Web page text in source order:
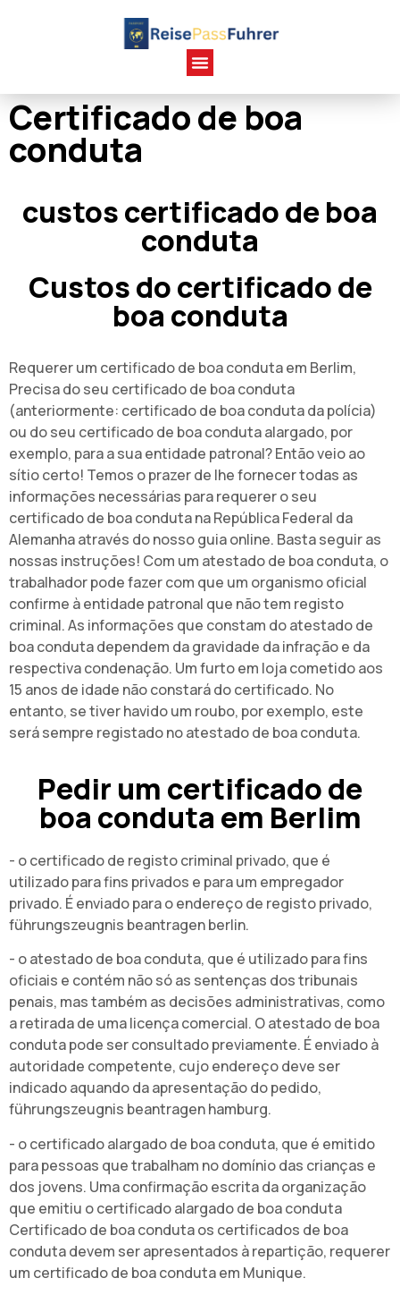
Certificado de boa
conduta
custos certificado de boa
conduta
Custos do certificado de
boa conduta
Requerer um certificado de boa conduta em Berlim,
Precisa do seu certificado de boa conduta
(anteriormente: certificado de boa conduta da polícia)
ou do seu certificado de boa conduta alargado, por
exemplo, para a sua entidade patronal? Então veio ao
sítio certo! Temos o prazer de lhe fornecer todas as
informações necessárias para requerer o seu
certificado de boa conduta na República Federal da
Alemanha através do nosso guia online. Basta seguir as
nossas instruções! Com um atestado de boa conduta, o
trabalhador pode fazer com que um organismo oficial
confirme à entidade patronal que não tem registo
criminal. As informações que constam do atestado de
boa conduta dependem da gravidade da infração e da
respectiva condenação. Um furto em loja cometido aos
15 anos de idade não constará do certificado. No
entanto, se tiver havido um roubo, por exemplo, este
será sempre registado no atestado de boa conduta.
Pedir um certificado de
boa conduta em Berlim
- o certificado de registo criminal privado, que é
utilizado para fins privados e para um empregador
privado. É enviado para o endereço de registo privado,
führungszeugnis beantragen berlin.
- o atestado de boa conduta, que é utilizado para fins
oficiais e contém não só as sentenças dos tribunais
penais, mas também as decisões administrativas, como
a retirada de uma licença comercial. O atestado de boa
conduta pode ser consultado previamente. É enviado à
autoridade competente, cujo endereço deve ser
indicado aquando da apresentação do pedido,
führungszeugnis beantragen hamburg.
- o certificado alargado de boa conduta, que é emitido
para pessoas que trabalham no domínio das crianças e
dos jovens. Uma confirmação escrita da organização
que emitiu o certificado alargado de boa conduta
Certificado de boa condutaos certificados de boa
conduta devem ser apresentados à repartição, requerer
um certificado de boa conduta em Munique.